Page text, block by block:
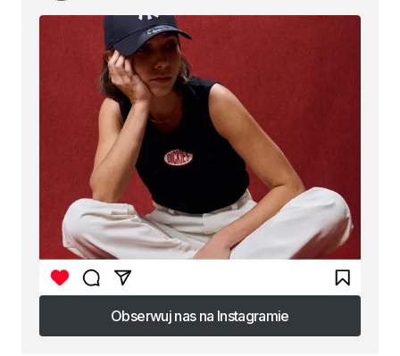
Obserwuj nas na Instagramie
Obserwuj nas na Instagramie